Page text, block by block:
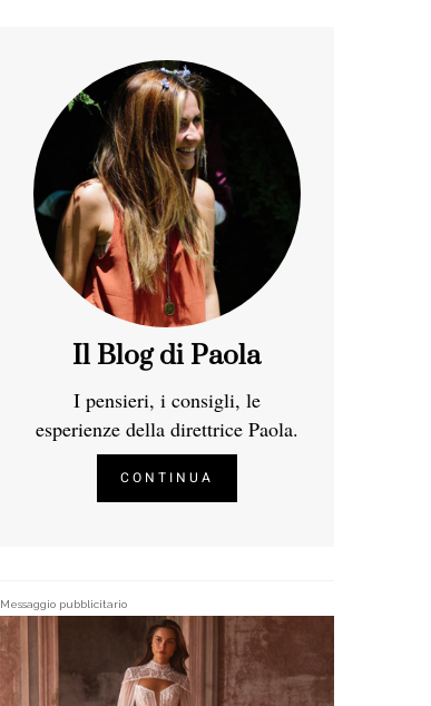
Il Blog di Paola
I pensieri, i consigli, le
esperienze della direttrice Paola.
CONTINUA
Messaggio pubblicitario